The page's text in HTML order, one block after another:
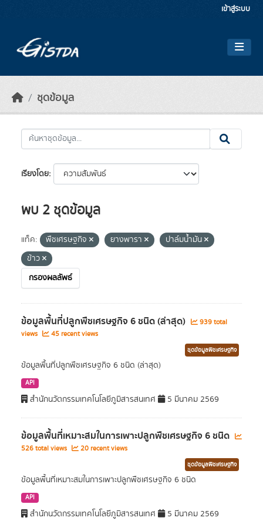
เข้าสู่ระบบ
ชุดข้อมูล
เรียงโดย
พบ 2 ชุดข้อมูล
แท็ค: พืชเศรษฐกิจ ยางพารา
ปาล์มน้ำมัน
ข้าว
กรองผลลัพธ์
ข้อมูลพื้นที่ปลูกพืชเศรษฐกิจ 6 ชนิด (ล่าสุด)
939 total
views
45 recent views
ชุดข้อมูลพืชเศรษฐกิจ
ข้อมูลพื้นที่ปลูกพืชเศรษฐกิจ 6 ชนิด (ล่าสุด)
API
สำนักนวัตกรรมเทคโนโลยีภูมิสารสนเทศ 5 มีนาคม 2569
ข้อมูลพื้นที่เหมาะสมในการเพาะปลูกพืชเศรษฐกิจ 6 ชนิด
526 total views 20 recent views
ชุดข้อมูลพืชเศรษฐกิจ
ข้อมูลพื้นที่เหมาะสมในการเพาะปลูกพืชเศรษฐกิจ 6 ชนิด
API
สำนักนวัตกรรมเทคโนโลยีภูมิสารสนเทศ 5 มีนาคม 2569